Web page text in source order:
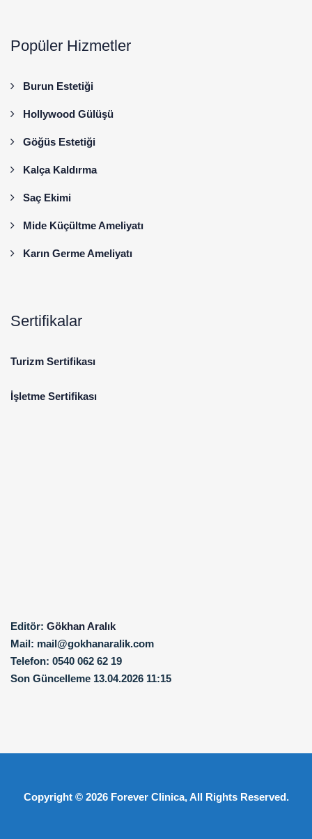
Popüler Hizmetler
Burun Estetiği
Hollywood Gülüşü
Göğüs Estetiği
Kalça Kaldırma
Saç Ekimi
Mide Küçültme Ameliyatı
Karın Germe Ameliyatı
Sertifikalar
Turizm Sertifikası
İşletme Sertifikası
Editör: Gökhan Aralık
Mail: mail@gokhanaralik.com
Telefon: 0540 062 62 19
Son Güncelleme 13.04.2026 11:15
Copyright © 2026 Forever Clinica, All Rights Reserved.